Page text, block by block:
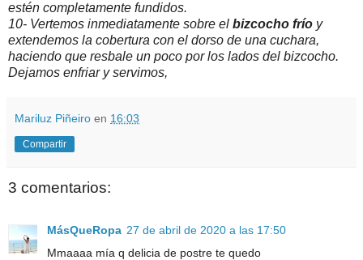
estén completamente fundidos.
10- Vertemos inmediatamente sobre el bizcocho frío y
extendemos la cobertura con el dorso de una cuchara,
haciendo que resbale un poco por los lados del bizcocho.
Dejamos enfriar y servimos,
Mariluz Piñeiro en 16:03
Compartir
3 comentarios:
MásQueRopa 27 de abril de 2020 a las 17:50
Mmaaaa mía q delicia de postre te quedo